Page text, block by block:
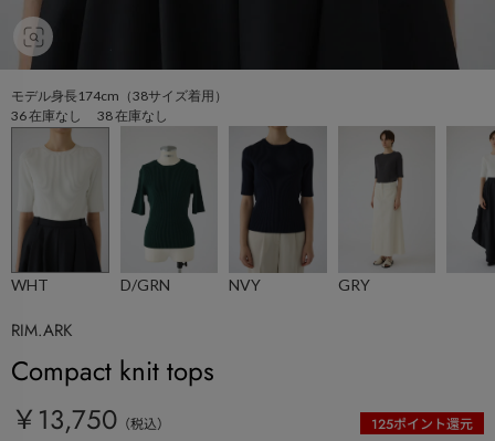
モデル身長174cm（38サイズ着用）
36 在庫なし 38 在庫なし
WHT D/GRN NVY GRY
RIM.ARK
Compact knit tops
￥13,750 （税込） 125ポイント還元